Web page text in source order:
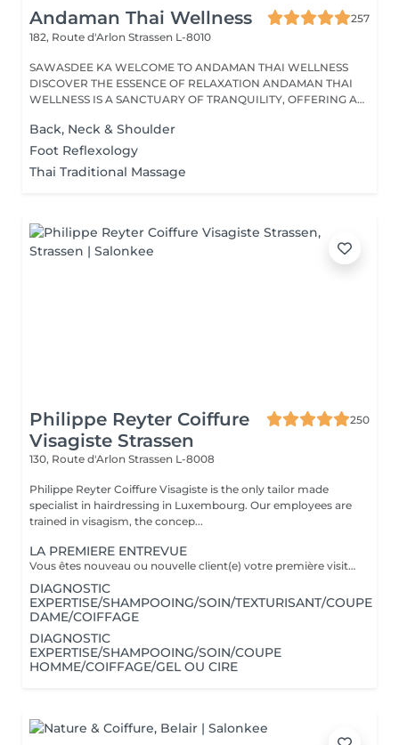
Andaman Thai Wellness
257
182, Route d'Arlon Strassen L-8010
SAWASDEE KA WELCOME TO ANDAMAN THAI WELLNESS
DISCOVER THE ESSENCE OF RELAXATION ANDAMAN THAI
WELLNESS IS A SANCTUARY OF TRANQUILITY, OFFERING A
Back, Neck & Shoulder
Foot Reflexology
Thai Traditional Massage
Philippe Reyter Coiffure
Visagiste Strassen
250
130, Route d'Arlon Strassen L-8008
Philippe Reyter Coiffure Visagiste is the only tailor made
specialist in hairdressing in Luxembourg. Our employees are
trained in visagism, the concep...
LA PREMIERE ENTREVUE
Vous êtes nouveau ou nouvelle client(e) votre première visite est une Entrevue. (Temps 30 minutes) Cette entrevue ne comprend aucun service de réalisation, il y aura des tests de styles, de communications et du conseils. Nous apprenons à vous connaitre et nous vous conseillons sur tous vos souhaits, afin de préparer notre premier rendez-vous. Cette Entrevue, nous permettra d'avoir une approche afin de comprendre en détail vos désirs et vos envies pour votre futur coupe ou couleur. Nous élaborons ensemble nos différentes méthodes de travail autour d'un thé ou un café pour vous proposer les services adaptés en vous indiquant un devis complet afin de fixer le prochain rendez-vous pour la réalisation.
DIAGNOSTIC
EXPERTISE/SHAMPOOING/SOIN/TEXTURISANT/COUPE
DAME/COIFFAGE
DIAGNOSTIC
EXPERTISE/SHAMPOOING/SOIN/COUPE
HOMME/COIFFAGE/GEL OU CIRE